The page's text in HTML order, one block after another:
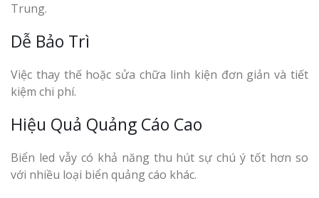
Trung.
Dễ Bảo Trì
Việc thay thế hoặc sửa chữa linh kiện đơn giản và tiết
kiệm chi phí.
Hiệu Quả Quảng Cáo Cao
Biển led vẫy có khả năng thu hút sự chú ý tốt hơn so
với nhiều loại biển quảng cáo khác.